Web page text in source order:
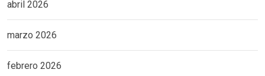
abril 2026
marzo 2026
febrero 2026